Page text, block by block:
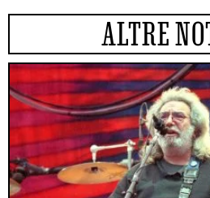
ALTRE